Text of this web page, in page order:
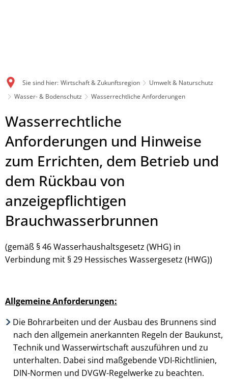
Sie sind hier: Wirtschaft & Zukunftsregion
Umwelt & Naturschutz
Wasser- & Bodenschutz
Wasserrechtliche Anforderungen
Wasserrechtliche
Anforderungen
Wasserrechtliche
Anforderungen und Hinweise
zum Errichten, dem Betrieb und
dem Rückbau von
anzeigepflichtigen
Brauchwasserbrunnen
(gemäß § 46 Wasserhaus­halts­gesetz (WHG) in
Verbindung mit § 29 Hessisches Wasser­gesetz (HWG))
Allgemeine Anforderungen:
Die Bohrarbeiten und der Ausbau des Brunnens sind
nach den allgemein anerkannten Regeln der Baukunst,
Technik und Wasserwirtschaft auszuführen und zu
unterhalten. Dabei sind maß­gebende VDI-Richtlinien,
DIN-Normen und DVGW-Regelwerke zu beachten.